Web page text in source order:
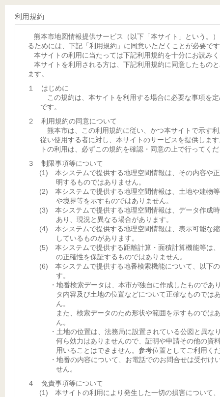
利用規約
熊本市地図情報提供サービス（以下「本サイト」という。
るためには、下記「利用規約」に同意いただくことが必要です
本サイトの利用に当たっては下記利用規約を十分にお読み
本サイトを利用される方は、下記利用規約に同意したもの
ます。
１ はじめに
この規約は、本サイトを利用する場合に必要な事項を
です。
２ 利用規約の同意について
熊本市は、この利用規約に従い、かつ本サイトで示す
従い使用する者に対し、本サイトのサービスを提供しま
トの利用は、必ずこの規約を確認・同意の上で行ってく
３ 制限事項等について
(1) 本システムで提供する地理空間情報は、その内容や
明するものではありません。
(2) 本システムで提供する地理空間情報は、土地や建物
や境界等を示すものではありません。
(3) 本システムで提供する地理空間情報は、データ作成
あり、現況と異なる場合があります。
(4) 本システムで提供する地理空間情報は、表示可能な
しているものがあります。
(5) 本システムで提供する距離計算・面積計算機能等は
の正確性を保証するものではありません。
(6) 本システムで提供する地番検索機能について、以下
す。
・地番検索データは、本市が独自に作成したものであ
タ内容及び土地の位置などについて正確なものでは
ん。
また、検索データのため形状や範囲を示すものでは
ん。
・土地の位置は、法務局に設置されている公図と異な
何ら効力はありませんので、証明や申請その他の資
用いることはできません。参考位置としてご利用く
・地番の内容について、お電話でのお問合せは受付け
せん。
４ 免責事項等について
(1) 本サイトの利用により発生した一切の損害について